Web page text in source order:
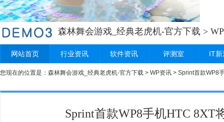
森林舞会游戏_经典老虎机-官方下载 >
网站首页 行业资讯 软件资讯 评测室 IT
您现在的位置是： 森林舞会游戏_经典老虎机-官方下载 > WP资讯 > Sprint首款WP8
Sprint首款WP8手机HTC 8XT